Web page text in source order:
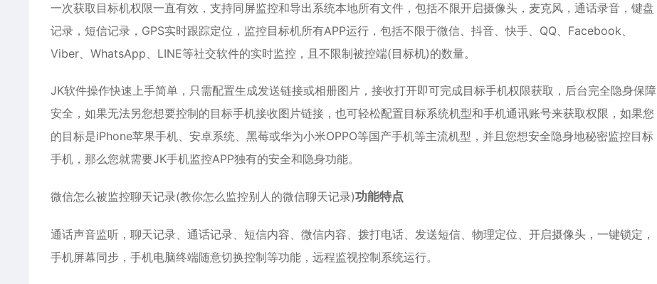
一次获取目标机权限一直有效，支持同屏监控和导出系统本地所有文件，包括不限开启摄像头，麦克风，通话录音，键盘
记录，短信记录，GPS实时跟踪定位，监控目标机所有APP运行，包括不限于微信、抖音、快手、QQ、Facebook、
Viber、WhatsApp、LINE等社交软件的实时监控，且不限制被控端(目标机)的数量。
JK软件操作快速上手简单，只需配置生成发送链接或相册图片，接收打开即可完成目标手机权限获取，后台完全隐身保障
安全，如果无法另您想要控制的目标手机接收图片链接，也可轻松配置目标系统机型和手机通讯账号来获取权限，如果您
的目标是iPhone苹果手机、 安卓系统、黑莓或华为小米OPPO等国产手机等主流机型，并且您想安全隐身地秘密监控目标
手机，那么您就需要JK手机监控APP独有的安全和隐身功能。
微信怎么被监控聊天记录(教你怎么监控别人的微信聊天记录)功能特点
通话声音监听，聊天记录、通话记录、短信内容、 微信内容、拨打电话、发送短信、物理定位、开启摄像头，一键锁定，
手机屏幕同步，手机电脑终端随意切换控制等功能，远程监视控制系统运行。